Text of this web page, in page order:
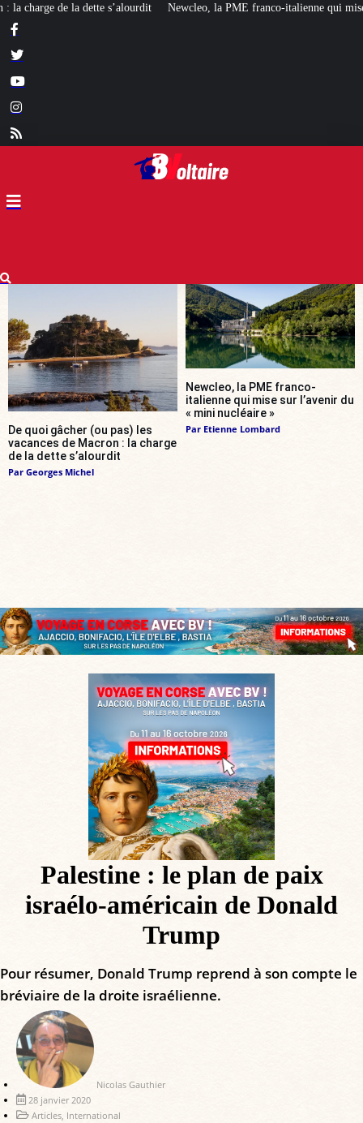
la PME franco-italienne qui mise sur l’avenir du « mini nucléaire »
De quoi gâcher (ou pas) les
vacances de Macron : la charge
de la dette s’alourdit
Par Georges Michel
Newcleo, la PME franco-
italienne qui mise sur l’avenir du
« mini nucléaire »
Par Etienne Lombard
Palestine : le plan de paix
israélo-américain de Donald
Trump
Pour résumer, Donald Trump reprend à son compte le
bréviaire de la droite israélienne.
Nicolas Gauthier
28 janvier 2020
Articles, International